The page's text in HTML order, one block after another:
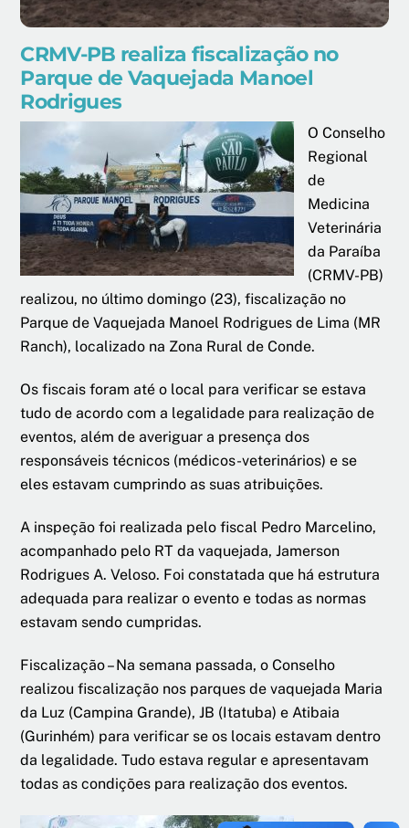
CRMV-PB realiza fiscalização no
Parque de Vaquejada Manoel
Rodrigues
O Conselho
Regional
de
Medicina
Veterinária
da Paraíba
(CRMV-PB)
realizou, no último domingo (23), fiscalização no
Parque de Vaquejada Manoel Rodrigues de Lima (MR
Ranch), localizado na Zona Rural de Conde.
Os fiscais foram até o local para verificar se estava
tudo de acordo com a legalidade para realização de
eventos, além de averiguar a presença dos
responsáveis técnicos (médicos-veterinários) e se
eles estavam cumprindo as suas atribuições.
A inspeção foi realizada pelo fiscal Pedro Marcelino,
acompanhado pelo RT da vaquejada, Jamerson
Rodrigues A. Veloso. Foi constatada que há estrutura
adequada para realizar o evento e todas as normas
estavam sendo cumpridas.
Fiscalização – Na semana passada, o Conselho
realizou fiscalização nos parques de vaquejada Maria
da Luz (Campina Grande), JB (Itatuba) e Atibaia
(Gurinhém) para verificar se os locais estavam dentro
da legalidade. Tudo estava regular e apresentavam
todas as condições para realização dos eventos.